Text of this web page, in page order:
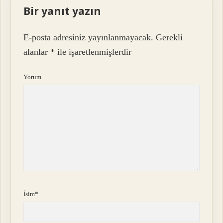
Bir yanıt yazın
E-posta adresiniz yayınlanmayacak. Gerekli
alanlar * ile işaretlenmişlerdir
Yorum
İsim*